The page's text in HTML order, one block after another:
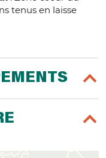
tenus en laisse